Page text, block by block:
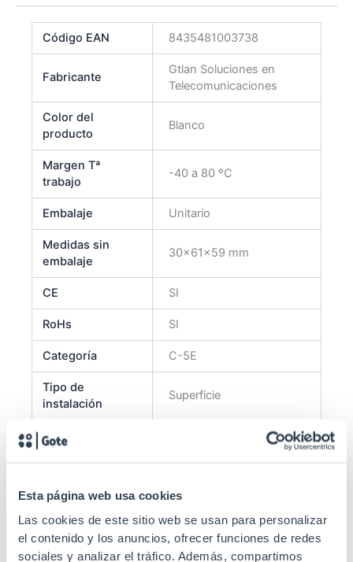
Esta página web usa cookies
Las cookies de este sitio web se usan para personalizar
el contenido y los anuncios, ofrecer funciones de redes
sociales y analizar el tráfico. Además, compartimos
Código EAN 8435481003738
Fabricante
Gtlan Soluciones en
Telecomunicaciones
Color del
producto
Blanco
Margen Tª
trabajo
-40 a 80 ºC
Embalaje Unitario
Medidas sin
embalaje
30x61x59 mm
CE SI
RoHs SI
Categoría C-5E
Tipo de
instalación
Superficie
Entrada cable
Tipo de cable Rígido